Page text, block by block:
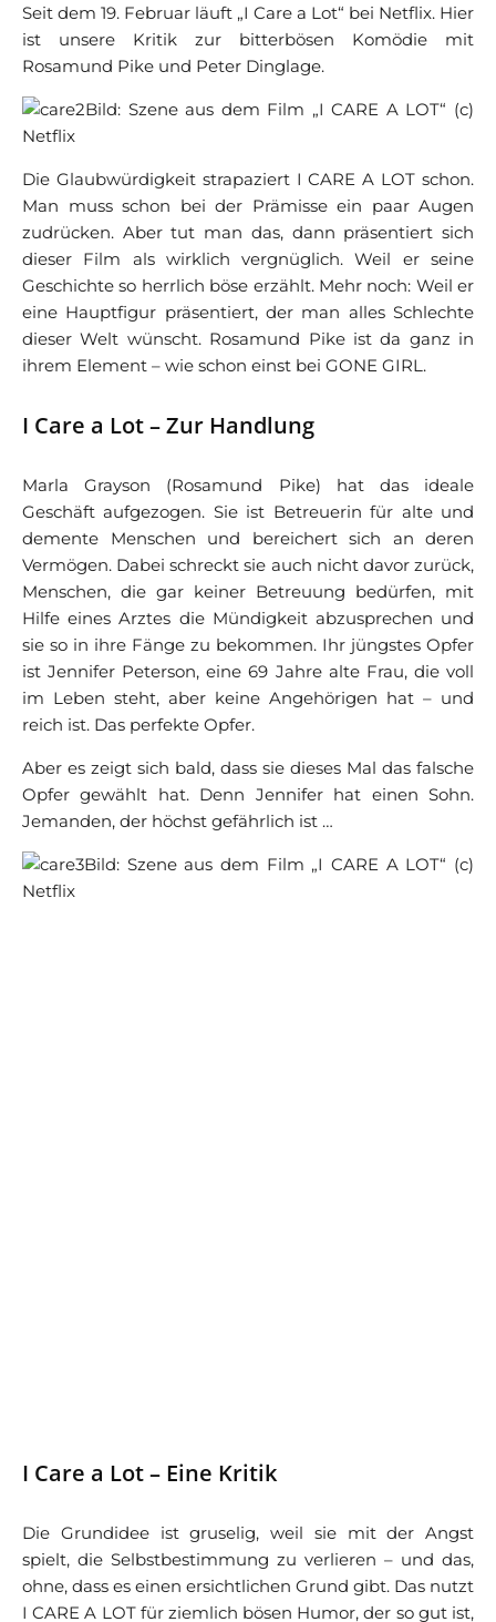
Seit dem 19. Februar läuft „I Care a Lot“ bei Netflix. Hier
ist unsere Kritik zur bitterbösen Komödie mit
Rosamund Pike und Peter Dinglage.
Bild: Szene aus dem Film „I CARE A LOT“ (c)
Netflix
Die Glaubwürdigkeit strapaziert I CARE A LOT schon.
Man muss schon bei der Prämisse ein paar Augen
zudrücken. Aber tut man das, dann präsentiert sich
dieser Film als wirklich vergnüglich. Weil er seine
Geschichte so herrlich böse erzählt. Mehr noch: Weil er
eine Hauptfigur präsentiert, der man alles Schlechte
dieser Welt wünscht. Rosamund Pike ist da ganz in
ihrem Element – wie schon einst bei GONE GIRL.
I Care a Lot – Zur Handlung
Marla Grayson (Rosamund Pike) hat das ideale
Geschäft aufgezogen. Sie ist Betreuerin für alte und
demente Menschen und bereichert sich an deren
Vermögen. Dabei schreckt sie auch nicht davor zurück,
Menschen, die gar keiner Betreuung bedürfen, mit
Hilfe eines Arztes die Mündigkeit abzusprechen und
sie so in ihre Fänge zu bekommen. Ihr jüngstes Opfer
ist Jennifer Peterson, eine 69 Jahre alte Frau, die voll
im Leben steht, aber keine Angehörigen hat – und
reich ist. Das perfekte Opfer.
Aber es zeigt sich bald, dass sie dieses Mal das falsche
Opfer gewählt hat. Denn Jennifer hat einen Sohn.
Jemanden, der höchst gefährlich ist …
Bild: Szene aus dem Film „I CARE A LOT“ (c)
Netflix
I Care a Lot – Eine Kritik
Die Grundidee ist gruselig, weil sie mit der Angst
spielt, die Selbstbestimmung zu verlieren – und das,
ohne, dass es einen ersichtlichen Grund gibt. Das nutzt
I CARE A LOT für ziemlich bösen Humor, der so gut ist,